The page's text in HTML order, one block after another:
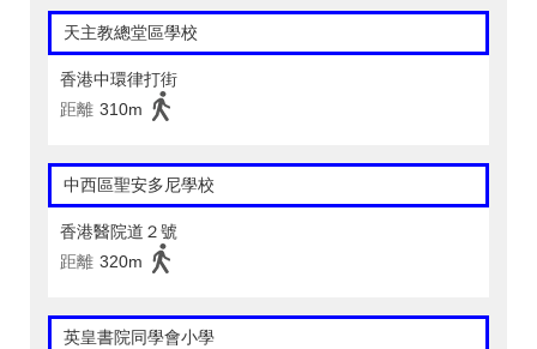
天主教總堂區學校
香港中環律打街
距離 310m
中西區聖安多尼學校
香港醫院道２號
距離 320m
英皇書院同學會小學